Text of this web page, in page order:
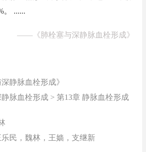
。 ......
—— 《肺栓塞与深静脉血栓形成》
深静脉血栓形成》
脉血栓形成 > 第13章 静脉血栓形成
民，魏林，王嫱，支继新